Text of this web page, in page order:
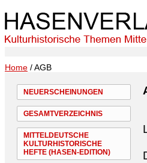
Home / AGB
NEUERSCHEINUNGEN
GESAMTVERZEICHNIS
MITTELDEUTSCHE
KULTURHISTORISCHE
HEFTE (HASEN-EDITION)